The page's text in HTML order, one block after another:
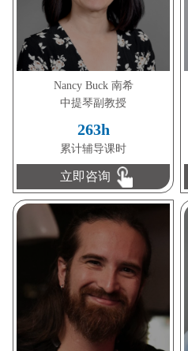
Nancy Buck 南希
中提琴副教授
263h
累计辅导课时
立即咨询